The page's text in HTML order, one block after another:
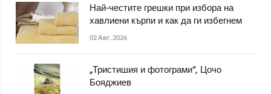
Най-честите грешки при избора на
хавлиени кърпи и как да ги избегнем
02 Авг. 2026
„Тристишия и фотограми“, Цочо
Бояджиев